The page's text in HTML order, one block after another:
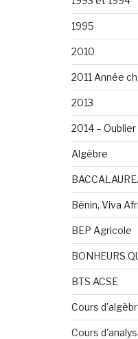
1995
2010
2011 Année
2013
2014 –
Algèbre
Bénin, Viva
BEP Agricole
BONHEURS
BTS ACSE
Cours
Cours